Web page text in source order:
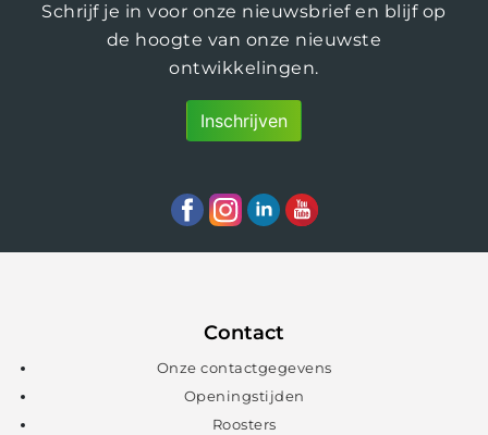
Schrijf je in voor onze nieuwsbrief en blijf op
de hoogte van onze nieuwste
ontwikkelingen.
Inschrijven
Contact
Onze contactgegevens
Openingstijden
Roosters